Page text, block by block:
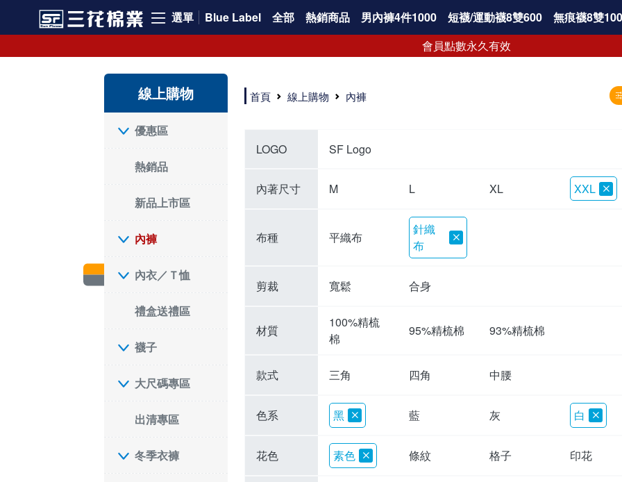
選單 Blue Label 全部 熱銷商品 男內褲4件1000 短襪/運動襪8雙600 無痕襪8雙
會員點數永久有效
線上購物
優惠區
熱銷品
新品上市區
內褲
內衣／Ｔ恤
禮盒送禮區
襪子
大尺碼專區
出清專區
冬季衣褲
選擇內褲、平口褲、純棉內褲首重品質。舒適、透氣的內褲、平口褲、純棉內褲能影響健康，須謹慎挑選。三花內褲透氣不悶，值得信賴！
三花內褲、平口褲、純棉內褲50年來持續升級，符合人體工學設計，柔軟無勒痕的鬆緊帶。三花內褲是肌膚好友，口碑熱銷！
選擇內褲首重品質。三花內褲50年來不斷升級，證明其卓越品質。符合人體工學剪裁，柔軟無痕鬆緊帶，是必買首選。兼具品質與外型，與肌膚零感接觸，穿著舒適，看來有質感。三花內褲設計獨特，質料優良，專業剪裁，呵護肌膚。新鮮高品質棉材製成，多款選擇，耐洗耐穿，三花內褲絕對首選。
"內褲購買及使用經驗網友來信分享 近年來，我經常在大型連鎖賣場如佳瑪、美華泰等地看到三花內褲的展示。最近一兩年，甚至百貨公司及街頭店鋪都開始大量出現三花專櫃或專賣店。我猜測，這應該是三花在營運策略上的調整，才使得這些改變成為現實。 本來，三花內褲一直是消費者選購內褲時的熱門選項之一。內褲櫃點的增多使我更加注意到這個品牌，因此我在選購內褲時，特意多研究了一下三花內褲的設計。 先從內褲外層包裝談起，有些內褲有PP袋包裝，有些則沒有。雖然這是一件小事，但我發現朋友們中有人會介意內褲包裝沒有PP袋。他們認為沒有PP袋會使包裝不夠精美。對我來說，有PP袋確實能提升包裝的精緻度，但內褲不裝PP袋其實也算是環保。所以，這就看每個人對內褲包裝的需求和感受了。 每次購買內褲時，我都會特別帶一件五片式剪裁的內褲。三花的平口內褲被稱為全國第一件五片式剪裁內褲，這話應該不是隨便說說的，畢竟三花是一個擁有超過50年歷史的老品牌，專注於研發和改良內褲。當初，我覺得這種設計有些花俏，只是圖個新鮮買來試試，結果發現內褲多一片真的有其優勢，尤其是減少了內褲卡屁的次數。雖然這個狀況不可能完全消失，但大大增加了穿著的舒適度。 三花內褲的價格也在我能接受的範圍內，因此它逐漸成為我的心頭好。此外，內褲選購時的另一個重要因素是鬆緊帶。看內褲是否舊了，第一眼通常看鬆緊帶。故意或不小心露出內褲褲頭的時候，印象分數也是由鬆緊帶決定的。 很多內褲品牌強調鬆緊帶的造型及花樣，這類內褲非常適合一些特殊場合，如單身聯誼或約會時穿著，能夠加分不少。日常使用的內褲則建議選擇鬆緊帶不易鬆垮的，花樣其次。三花特別強調內褲鬆緊帶的耐洗度，而其他品牌鮮少提及這一點。 分場合選擇內褲是我的習慣。特殊場合內褲要講究一點，但平日則需要選擇鬆緊帶有保障的內褲。畢竟，內褲是每天陪伴我們超過12個小時的衣物，找到適合自己且耐洗耐穿高CP值的內褲才是最明智的選擇。 內褲畢竟是消耗品，定期更換非常重要。如果內褲沾染到髒污或處於潮濕的環境，就不應該撐太久。這是因為內褲長期接觸身體的重要部位，所以選擇和保養都要謹慎。 以上是我個人的內褲使用分享，並非業配，不代表任何人的立場。內褲還是要以自身體驗最為準確。希望大家都能找到適合自己的內褲，並多多支持台灣品牌。"
首頁 線上購物 內褲
LOGO SF Logo
內著尺寸 M L XL XXL
布種 平織布
針織
布
剪裁 寬鬆 合身
材質
100%精梳
棉
95%精梳棉 93%精梳棉
款式 三角 四角 中腰
色系 黑 藍 灰 白
花色 素色 條紋 格子 印花